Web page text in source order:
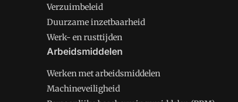
Verzuimbeleid
Duurzame inzetbaarheid
Werk- en rusttijden
Arbeidsmiddelen
Werken met arbeidsmiddelen
Machineveiligheid